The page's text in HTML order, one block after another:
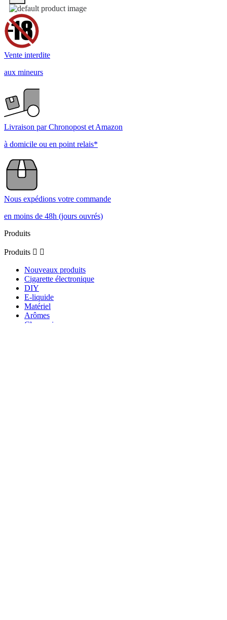
Vente interdite
aux mineurs
Livraison par Chronopost et Amazon
à domicile ou en point relais*
Nous expédions votre commande
en moins de 48h (jours ouvrés)
Produits
Produits  
Nouveaux produits
Cigarette électronique
DIY
E-liquide
Matériel
Arômes
Clearomiseurs